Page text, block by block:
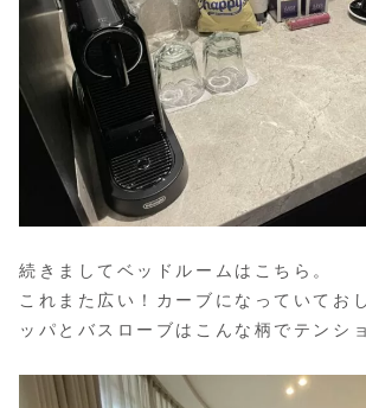
続きましてベッドルームはこちら。
これまた広い！カーブになっていてお
ッパとバスローブはこんな柄でテンシ